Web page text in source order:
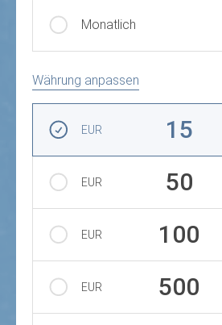
Monatlich
Währung anpassen
EUR 15
EUR 50
EUR 100
EUR 500